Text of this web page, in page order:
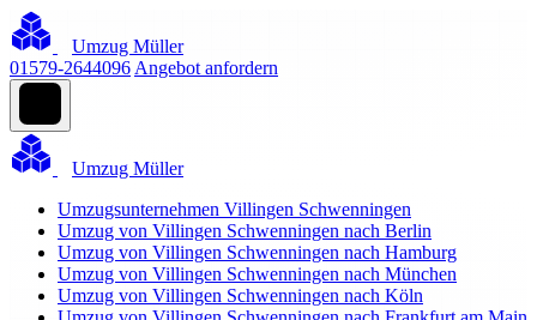
Umzug Müller
01579-2644096 Angebot anfordern
Umzug Müller
Umzugsunternehmen Villingen Schwenningen
Umzug von Villingen Schwenningen nach Berlin
Umzug von Villingen Schwenningen nach Hamburg
Umzug von Villingen Schwenningen nach München
Umzug von Villingen Schwenningen nach Köln